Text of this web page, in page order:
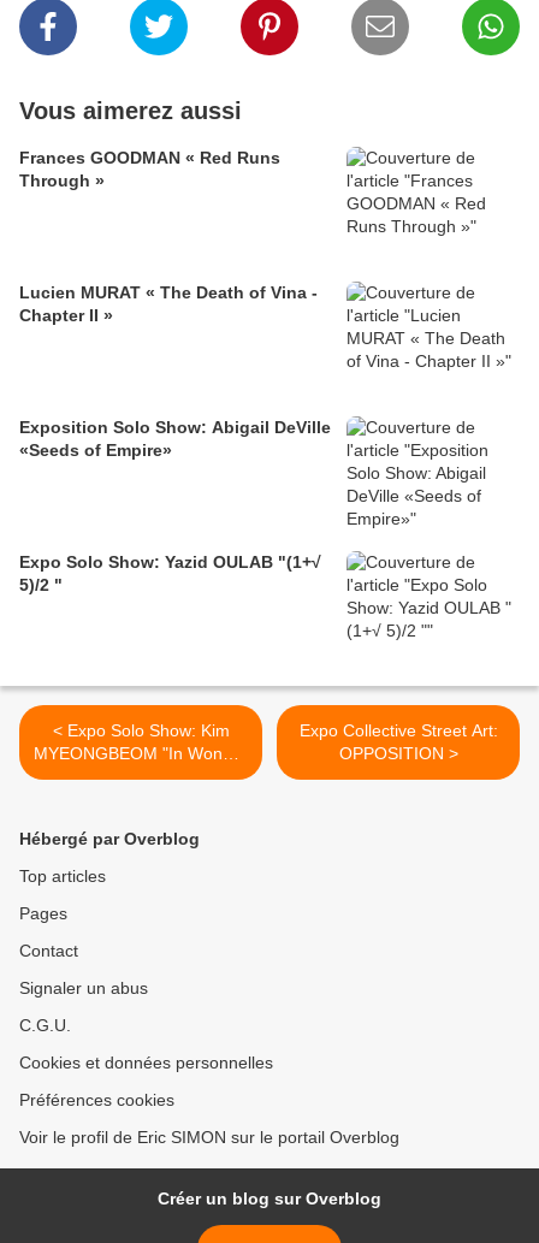
Vous aimerez aussi
Frances GOODMAN « Red Runs
Through »
Lucien MURAT « The Death of Vina -
Chapter II »
Exposition Solo Show: Abigail DeVille
«Seeds of Empire»
Expo Solo Show: Yazid OULAB "(1+√
5)/2 "
< Expo Solo Show: Kim
MYEONGBEOM "In Wonder
"
Expo Collective Street Art:
OPPOSITION >
Hébergé par Overblog
Top articles
Pages
Contact
Signaler un abus
C.G.U.
Cookies et données personnelles
Préférences cookies
Voir le profil de Eric SIMON sur le portail Overblog
Créer un blog sur Overblog